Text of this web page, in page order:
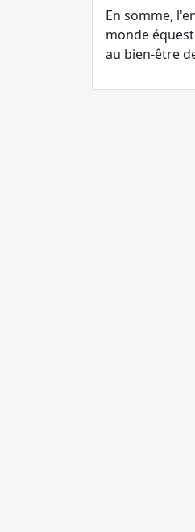
En somme,
monde
au bien-être